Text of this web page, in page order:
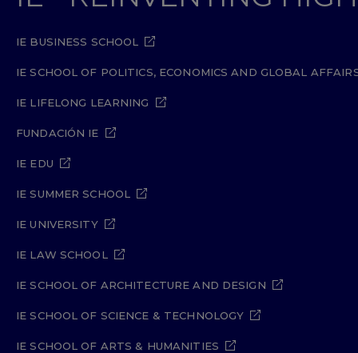
IE BUSINESS SCHOOL
IE SCHOOL OF POLITICS, ECONOMICS AND GLOBAL
IE LIFELONG LEARNING
FUNDACIÓN IE
IE EDU
IE SUMMER SCHOOL
IE UNIVERSITY
IE LAW SCHOOL
IE SCHOOL OF ARCHITECTURE AND DESIGN
IE SCHOOL OF SCIENCE & TECHNOLOGY
IE SCHOOL OF ARTS & HUMANITIES